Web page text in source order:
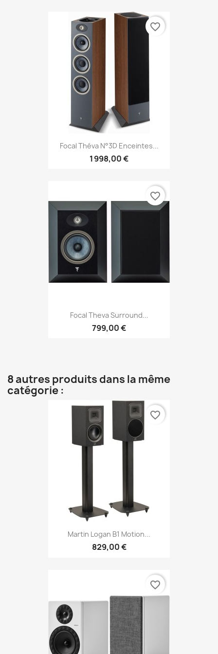
Focal Théva N°3D Enceintes...
1 998,00 €
favorite_border
Focal Theva Surround...
799,00 €
favorite_border
8 autres produits dans la même
catégorie :
Martin Logan B1 Motion...
829,00 €
favorite_border
favorite_border